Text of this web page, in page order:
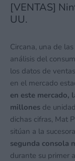
[VENTAS]
UU.
Circana, una de
análisis del
los datos de
en el mercado
en este mercado,
millones de
dichas cifras, Mat
sitúan a la
segunda consola
durante su primer